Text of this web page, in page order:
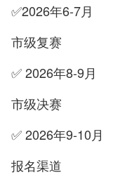
✅2026年6-7月
市级复赛
✅ 2026年8-9月
市级决赛
✅ 2026年9-10月
报名渠道